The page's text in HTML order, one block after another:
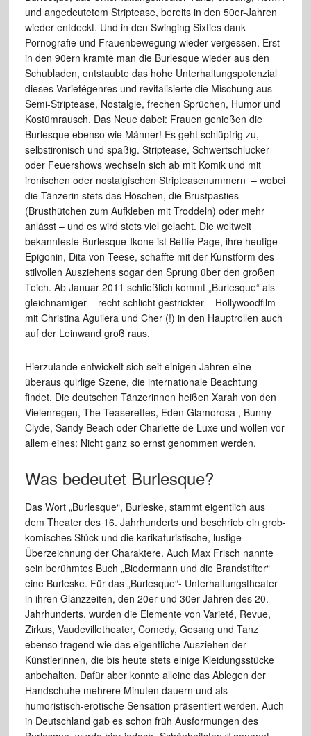
und angedeutetem Striptease, bereits in den 50er-Jahren
wieder entdeckt. Und in den Swinging Sixties dank
Pornografie und Frauenbewegung wieder vergessen. Erst
in den 90ern kramte man die Burlesque wieder aus den
Schubladen, entstaubte das hohe Unterhaltungspotenzial
dieses Varietégenres und revitalisierte die Mischung aus
Semi-Striptease, Nostalgie, frechen Sprüchen, Humor und
Kostümrausch. Das Neue dabei: Frauen genießen die
Burlesque ebenso wie Männer! Es geht schlüpfrig zu,
selbstironisch und spaßig. Striptease, Schwertschlucker
oder Feuershows wechseln sich ab mit Komik und mit
ironischen oder nostalgischen Stripteasenummern – wobei
die Tänzerin stets das Höschen, die Brustpasties
(Brusthütchen zum Aufkleben mit Troddeln) oder mehr
anlässt – und es wird stets viel gelacht. Die weltweit
bekannteste Burlesque-Ikone ist Bettie Page, ihre heutige
Epigonin, Dita von Teese, schaffte mit der Kunstform des
stilvollen Ausziehens sogar den Sprung über den großen
Teich. Ab Januar 2011 schließlich kommt „Burlesque“ als
gleichnamiger – recht schlicht gestrickter – Hollywoodfilm
mit Christina Aguilera und Cher (!) in den Hauptrollen auch
auf der Leinwand groß raus.
Hierzulande entwickelt sich seit einigen Jahren eine
überaus quirlige Szene, die internationale Beachtung
findet. Die deutschen Tänzerinnen heißen Xarah von den
Vielenregen, The Teaserettes, Eden Glamorosa , Bunny
Clyde, Sandy Beach oder Charlette de Luxe und wollen vor
allem eines: Nicht ganz so ernst genommen werden.
Was bedeutet Burlesque?
Das Wort „Burlesque“, Burleske, stammt eigentlich aus
dem Theater des 16. Jahrhunderts und beschrieb ein grob-
komisches Stück und die karikaturistische, lustige
Überzeichnung der Charaktere. Auch Max Frisch nannte
sein berühmtes Buch „Biedermann und die Brandstifter“
eine Burleske. Für das „Burlesque“- Unterhaltungstheater
in ihren Glanzzeiten, den 20er und 30er Jahren des 20.
Jahrhunderts, wurden die Elemente von Varieté, Revue,
Zirkus, Vaudevilletheater, Comedy, Gesang und Tanz
ebenso tragend wie das eigentliche Ausziehen der
Künstlerinnen, die bis heute stets einige Kleidungsstücke
anbehalten. Dafür aber konnte alleine das Ablegen der
Handschuhe mehrere Minuten dauern und als
humoristisch-erotische Sensation präsentiert werden. Auch
in Deutschland gab es schon früh Ausformungen des